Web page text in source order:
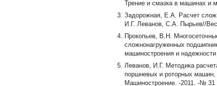
Трение и смазка в машинах и
Задорожная, Е.А. Расчет
И.Г. Леванов, С.А. Пырьев//
Прокопьев, В.Н.
сложнонагруженных
машиностроения и
Леванов, И.Г. Методика
поршневых и роторных
Машиностроение. -2011. -№ 31